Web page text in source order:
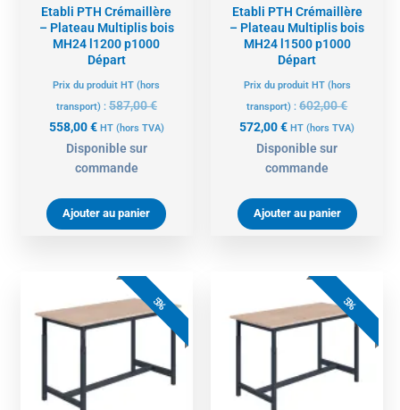
Etabli PTH Crémaillère
– Plateau Multiplis bois
MH24 l1200 p1000
Départ
Prix du produit HT (hors
transport) : 587,00€
558,00€ HT (hors TVA)
Disponible sur
commande
Ajouter au panier
Etabli PTH Crémaillère
– Plateau Multiplis bois
MH24 l1500 p1000
Départ
Prix du produit HT (hors
transport) :602,00€
572,00€ HT (hors TVA)
Disponible sur
commande
Ajouter au panier
5%
prix
initial
était :
prix
actuel
469,00 €.
5%
prix
initial
était :
actuel
627,00 €.